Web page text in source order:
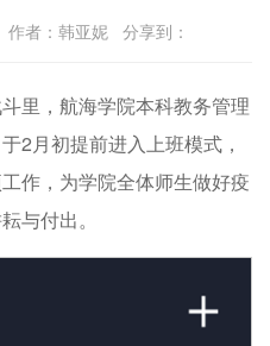
者：韩亚妮 分享到：
里，航海学院本科教务管理
2月初提前进入上班模式，
作，为学院全体师生做好疫
与付出。